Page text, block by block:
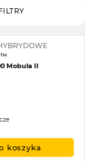
Mobula II
koszyka